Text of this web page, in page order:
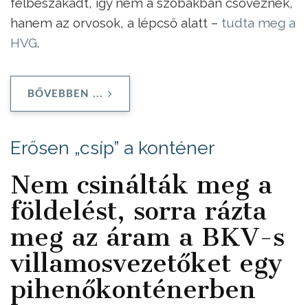
hanem az orvosok, a lépcső alatt – tudta meg a
HVG.
BŐVEBBEN ...
Erősen „csíp” a konténer
Nem csinálták meg a
földelést, sorra rázta
meg az áram a BKV-s
villamosvezetőket egy
pihenőkonténerben